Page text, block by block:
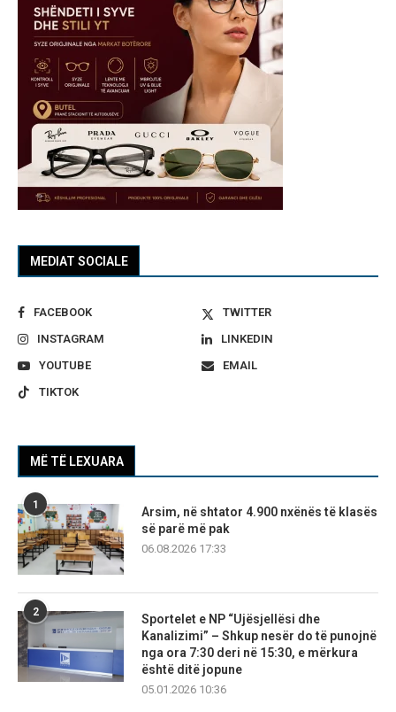
MEDIAT SOCIALE
FACEBOOK
TWITTER
INSTAGRAM
LINKEDIN
YOUTUBE
EMAIL
TIKTOK
MË TË LEXUARA
1
Arsim, në shtator 4.900 nxënës të klasës
së parë më pak
06.08.2026 17:33
2
Sportelet e NP “Ujësjellësi dhe
Kanalizimi” – Shkup nesër do të punojnë
nga ora 7:30 deri në 15:30, e mërkura
është ditë jopune
05.01.2026 10:36